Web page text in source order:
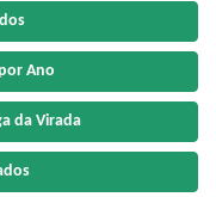
Ano
da Virada